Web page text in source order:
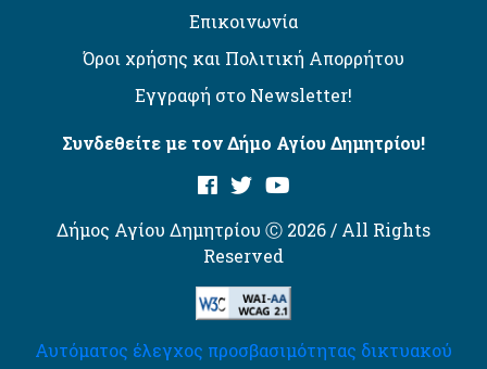
Επικοινωνία
Όροι χρήσης και Πολιτική Απορρήτου
Εγγραφή στο Newsletter!
Συνδεθείτε με τον Δήμο Αγίου Δημητρίου!
Δήμος Αγίου Δημητρίου Ⓒ 2026 / All Rights
Reserved
Αυτόματος έλεγχος προσβασιμότητας δικτυακού